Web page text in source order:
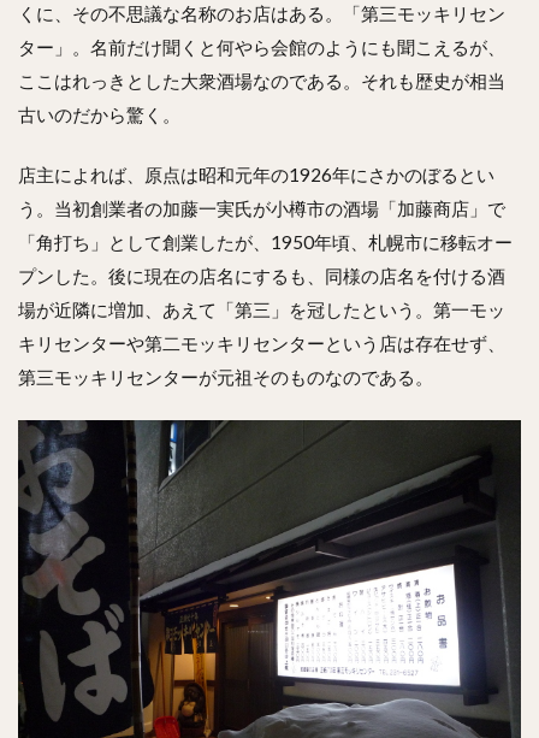
くに、その不思議な名称のお店はある。「第三モッキリセン
ター」。名前だけ聞くと何やら会館のようにも聞こえるが、
ここはれっきとした大衆酒場なのである。それも歴史が相当
古いのだから驚く。
店主によれば、原点は昭和元年の1926年にさかのぼるとい
う。当初創業者の加藤一実氏が小樽市の酒場「加藤商店」で
「角打ち」として創業したが、1950年頃、札幌市に移転オー
プンした。後に現在の店名にするも、同様の店名を付ける酒
場が近隣に増加、あえて「第三」を冠したという。第一モッ
キリセンターや第二モッキリセンターという店は存在せず、
第三モッキリセンターが元祖そのものなのである。